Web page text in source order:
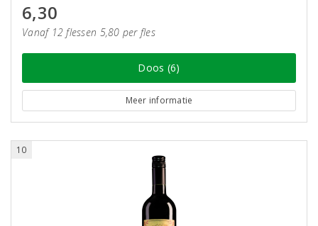
6,30
Vanaf 12 flessen 5,80 per fles
Doos (6)
Meer informatie
10